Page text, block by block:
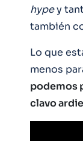
hypey
también
Lo que
menos
podemos
clavo